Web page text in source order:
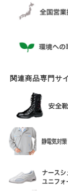
関連商品専門サ